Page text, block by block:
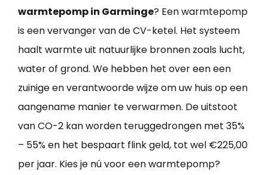
warmtepomp in Garminge? Een warmtepomp
is een vervanger van de CV-ketel. Het systeem
haalt warmte uit natuurlijke bronnen zoals lucht,
water of grond. We hebben het over een een
zuinige en verantwoorde wijze om uw huis op een
aangename manier te verwarmen. De uitstoot
van CO-2 kan worden teruggedrongen met 35%
– 55% en het bespaart flink geld, tot wel €225,00
per jaar. Kies je nú voor een warmtepomp?